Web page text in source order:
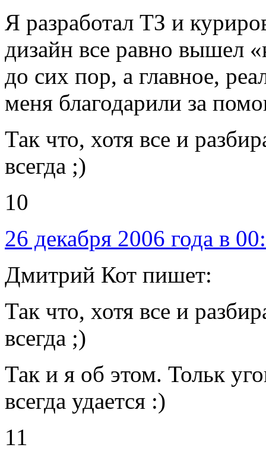
Я разработал ТЗ и
дизайн все равно вышел
до сих пор, а главное,
меня благодарили за
Так что, хотя все и
всегда ;)
10
26 декабря 2006 года в
Дмитрий Кот пишет:
Так что, хотя все и
всегда ;)
Так и я об этом. Тольк
всегда удается :)
11